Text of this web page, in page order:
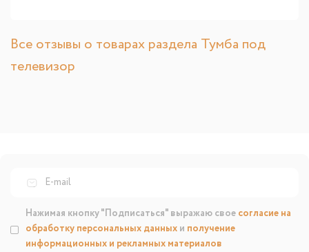
Все отзывы о товарах раздела Тумба под
телевизор
Нажимая кнопку "Подписаться" выражаю свое согласие на
обработку персональных данных и получение
информационных и рекламных материалов